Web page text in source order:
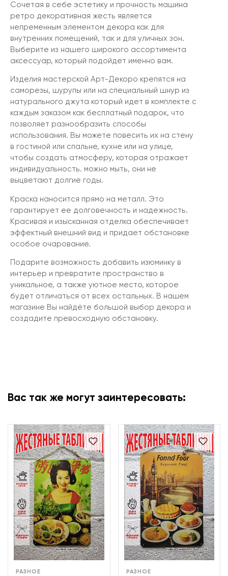
Сочетая в себе эстетику и прочность машина
ретро декоративная жесть является
непременным элементом декора как для
внутренних помещений, так и для уличных зон.
Выберите из нашего широкого ассортимента
аксессуар, который подойдет именно вам.
Изделия мастерской Арт-Декоро крепятся на
саморезы, шурупы или на специальный шнур из
натурального джута который идет в комплекте с
каждым заказом как бесплатный подарок, что
позволяет разнообразить способы
использования. Вы можете повесить их на стену
в гостиной или спальне, кухне или на улице,
чтобы создать атмосферу, которая отражает
индивидуальность. можно мыть, они не
выцветают долгие годы.
Краска наносится прямо на металл. Это
гарантирует ее долговечность и надежность.
Красивая и изысканная отделка обеспечивает
эффектный внешний вид и придает обстановке
особое очарование.
Подарите возможность добавить изюминку в
интерьер и превратите пространство в
уникальное, а также уютное место, которое
будет отличаться от всех остальных. В нашем
магазине Вы найдёте большой выбор декора и
создадите превосходную обстановку.
Вас так же могут заинтересовать:
РАЗНОЕ РАЗНОЕ